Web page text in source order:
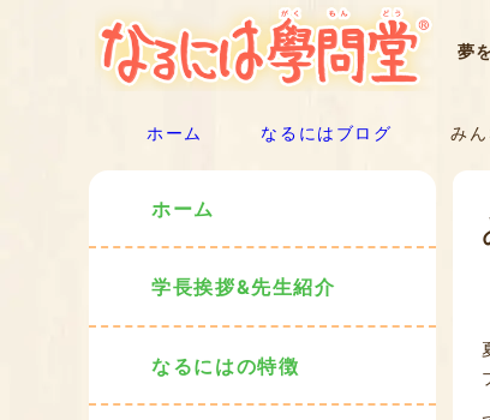
夢
ホーム なるにはブログ み
ホーム
学長挨拶&先生紹介
なるにはの特徴